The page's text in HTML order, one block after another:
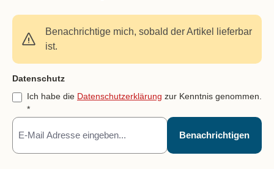
Benachrichtige mich, sobald der Artikel lieferbar
ist.
Feld nicht ausfüllen(Spam Schutz)
Datenschutz
Ich habe die Datenschutzerklärung zur Kenntnis genommen.
*
Benachrichtigen